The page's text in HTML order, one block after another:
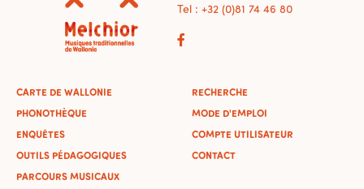
Tel : +32 (0)81 74 46 80
CARTE DE WALLONIE
PHONOTHÈQUE
ENQUÊTES
OUTILS PÉDAGOGIQUES
PARCOURS MUSICAUX
RECHERCHE
MODE D'EMPLOI
COMPTE UTILISATEUR
CONTACT